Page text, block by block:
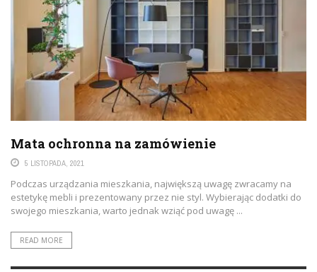
Mata ochronna na zamówienie
5 LISTOPADA, 2021
Podczas urządzania mieszkania, największą uwagę zwracamy na
estetykę mebli i prezentowany przez nie styl. Wybierając dodatki do
swojego mieszkania, warto jednak wziąć pod uwagę ...
READ MORE